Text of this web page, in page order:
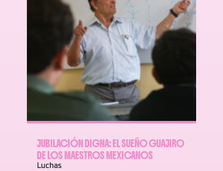
JUBILACIÓN DIGNA: EL SUEÑO GUAJIRO
DE LOS MAESTROS MEXICANOS
Luchas